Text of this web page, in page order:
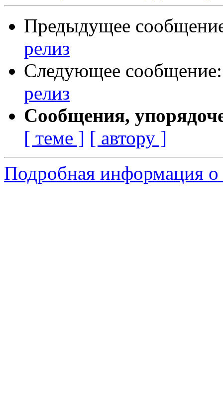
Предыдущее
релиз
Следующее
релиз
Сообщения,
[ теме ] [ автору ]
Подробная информация о